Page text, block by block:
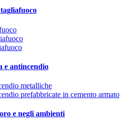
e antincendio
metalliche
prefabbricate in cemento armato
e negli ambienti